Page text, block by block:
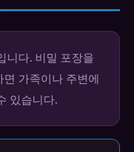
니다. 비밀 포장을
가족이나 주변에
있습니다.